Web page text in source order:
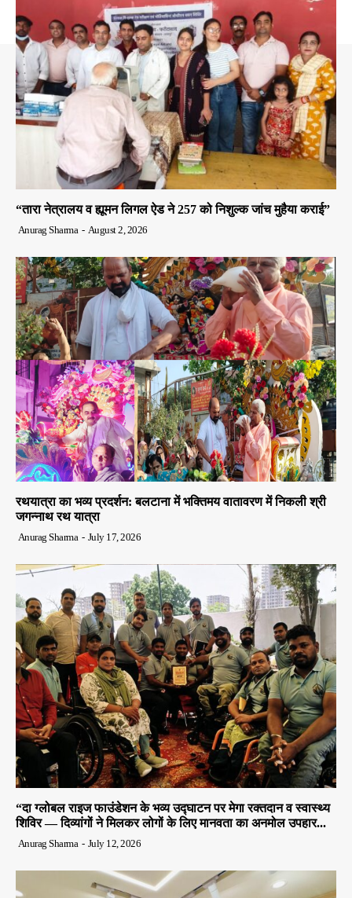
“तारा नेत्रालय व ह्यूमन लिगल ऐड ने 257 को निशुल्क जांच मुहैया कराई”
Anurag Sharma - August 2, 2026
रथयात्रा का भव्य प्रदर्शन: बलटाना में भक्तिमय वातावरण में निकली श्री
जगन्नाथ रथ यात्रा
Anurag Sharma - July 17, 2026
“दा ग्लोबल राइज फाउंडेशन के भव्य उद्घाटन पर मेगा रक्तदान व स्वास्थ्य
शिविर — दिव्यांगों ने मिलकर लोगों के लिए मानवता का अनमोल उपहार...
Anurag Sharma - July 12, 2026